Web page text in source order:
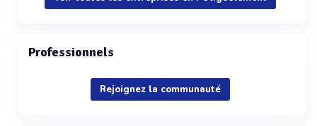
Professionnels
Rejoignez la communauté